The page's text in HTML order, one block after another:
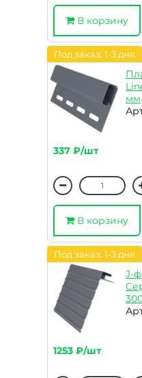
В корзину
Под заказ: 1-3 дня
мм
337 ₽/шт
В корзину
Под заказ: 1-3 дня
J-
1253 ₽/шт